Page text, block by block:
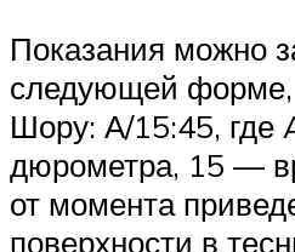
Показания можно
следующей форме,
Шору: А/15:45, где
дюрометра, 15 —
от момента
поверхности в